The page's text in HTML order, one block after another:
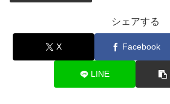
シェアする
X Facebook
LINE